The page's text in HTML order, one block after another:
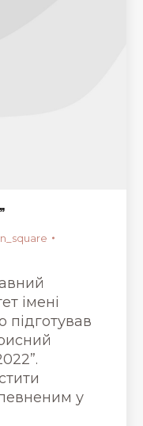
імені
підготував
у